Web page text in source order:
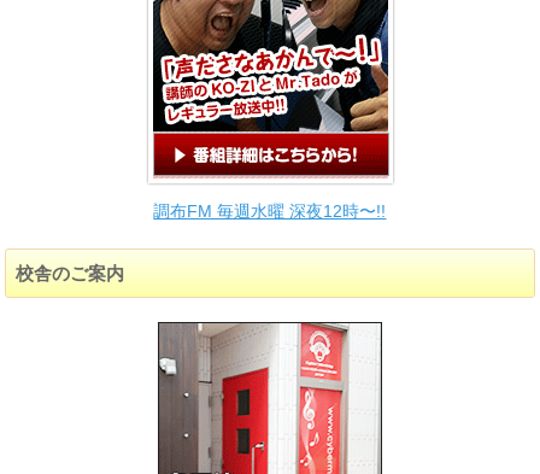
調布FM 毎週水曜 深夜12時〜!!
校舎のご案内